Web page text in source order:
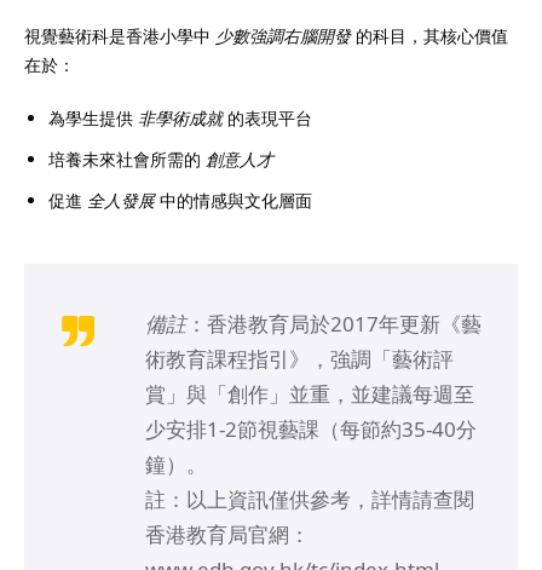
視覺藝術科是香港小學中 少數強調右腦開發的科目，其核心價值
在於：
為學生提供 非學術成就的表現平台
培養未來社會所需的 創意人才
促進 全人發展中的情感與文化層面
備註：香港教育局於2017年更新《藝
術教育課程指引》，強調「藝術評
賞」與「創作」並重，並建議每週至
少安排1-2節視藝課（每節約35-40分
鐘）。
註：以上資訊僅供參考，詳情請查閱
香港教育局官網：